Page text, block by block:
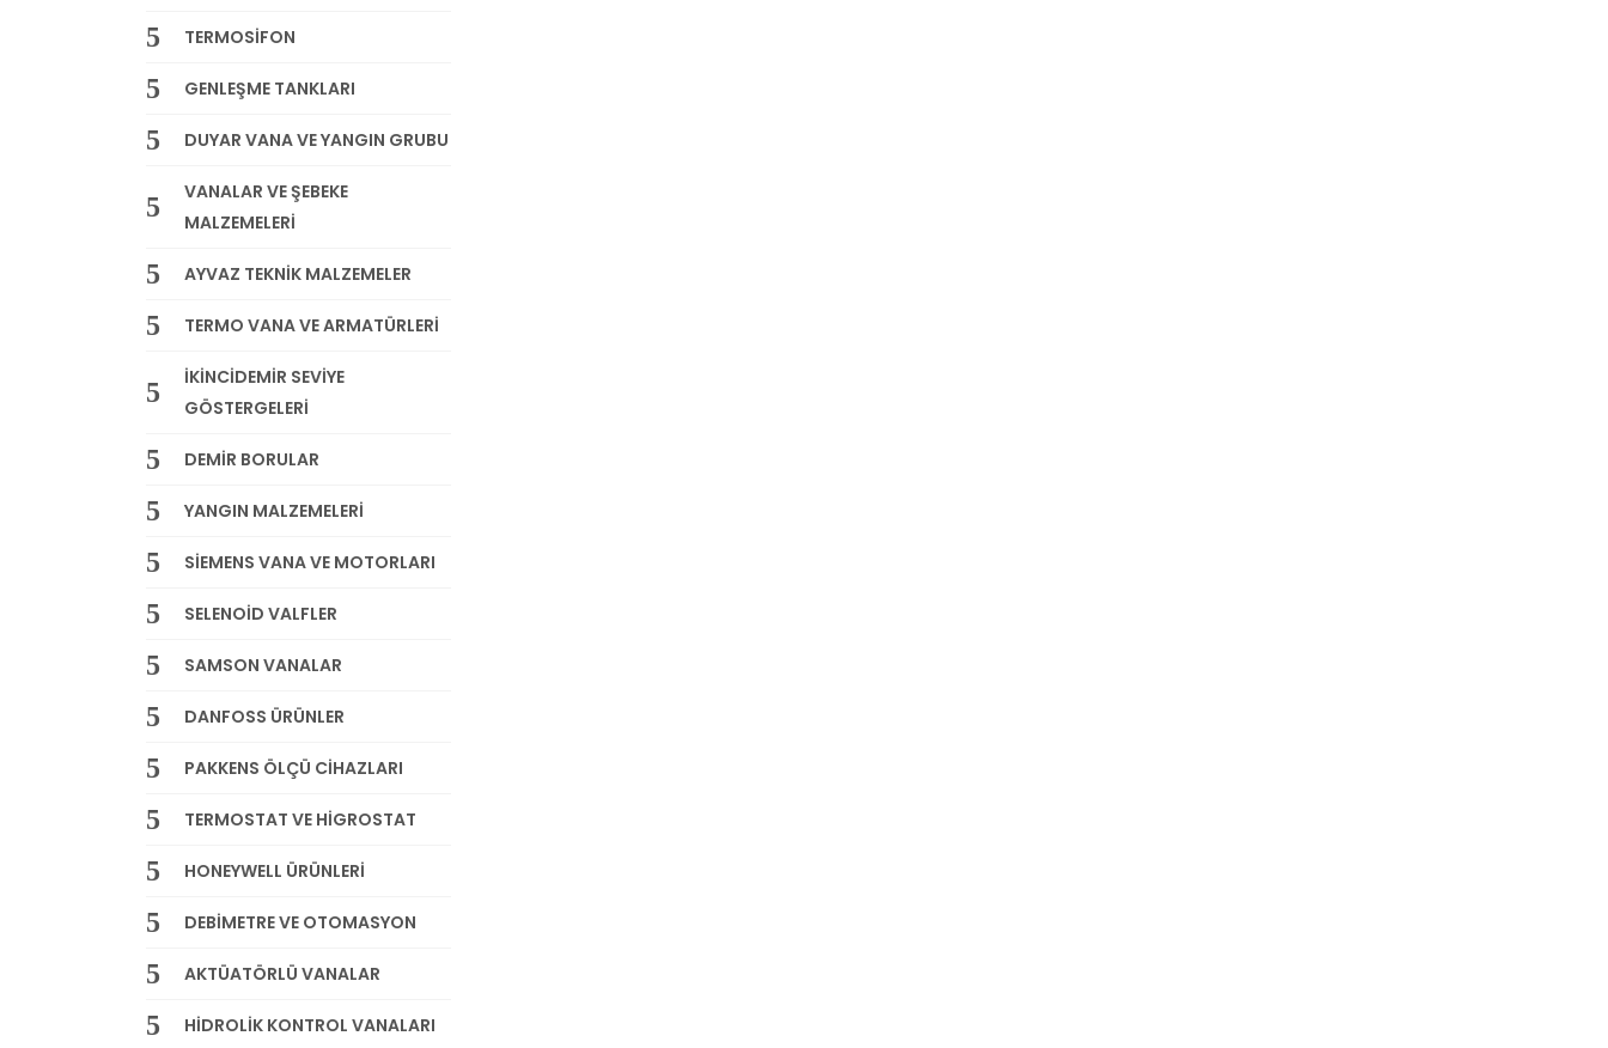
TERMOSİFON
GENLEŞME TANKLARI
DUYAR VANA VE YANGIN GRUBU
VANALAR VE ŞEBEKE
MALZEMELERİ
AYVAZ TEKNİK MALZEMELER
TERMO VANA VE ARMATÜRLERİ
İKİNCİDEMİR SEVİYE
GÖSTERGELERİ
DEMİR BORULAR
YANGIN MALZEMELERİ
SİEMENS VANA VE MOTORLARI
SELENOİD VALFLER
SAMSON VANALAR
DANFOSS ÜRÜNLER
PAKKENS ÖLÇÜ CİHAZLARI
TERMOSTAT VE HİGROSTAT
HONEYWELL ÜRÜNLERİ
DEBİMETRE VE OTOMASYON
AKTÜATÖRLÜ VANALAR
HİDROLİK KONTROL VANALARI